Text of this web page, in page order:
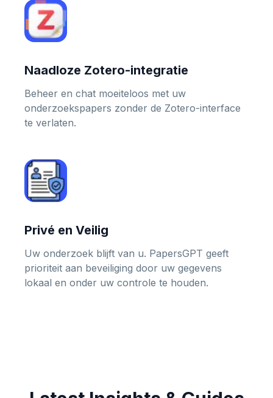
Naadloze Zotero-integratie
Beheer en chat moeiteloos met uw
onderzoekspapers zonder de Zotero-interface
te verlaten.
Privé en Veilig
Uw onderzoek blijft van u. PapersGPT geeft
prioriteit aan beveiliging door uw gegevens
lokaal en onder uw controle te houden.